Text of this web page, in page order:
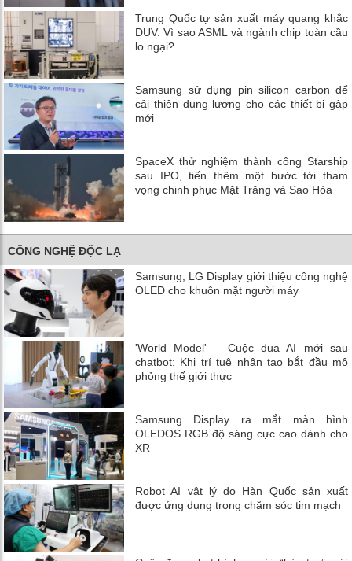
Trung Quốc tự sản xuất máy quang khắc
DUV: Vì sao ASML và ngành chip toàn cầu
lo ngại?
Samsung sử dụng pin silicon carbon để
cải thiện dung lượng cho các thiết bị gập
mới
SpaceX thử nghiệm thành công Starship
sau IPO, tiến thêm một bước tới tham
vọng chinh phục Mặt Trăng và Sao Hỏa
CÔNG NGHỆ ĐỘC LẠ
Samsung, LG Display giới thiệu công nghệ
OLED cho khuôn mặt người máy
'World Model' – Cuộc đua AI mới sau
chatbot: Khi trí tuệ nhân tạo bắt đầu mô
phỏng thế giới thực
Samsung Display ra mắt màn hình
OLEDOS RGB độ sáng cực cao dành cho
XR
Robot AI vật lý do Hàn Quốc sản xuất
được ứng dụng trong chăm sóc tim mạch